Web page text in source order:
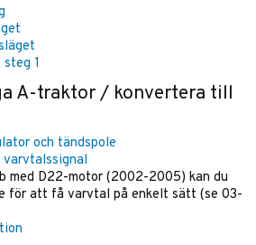
1
A-traktor / konvertera till
och tändspole
med D22-motor (2002-2005) kan du
för att få varvtal på enkelt sätt (se 03-